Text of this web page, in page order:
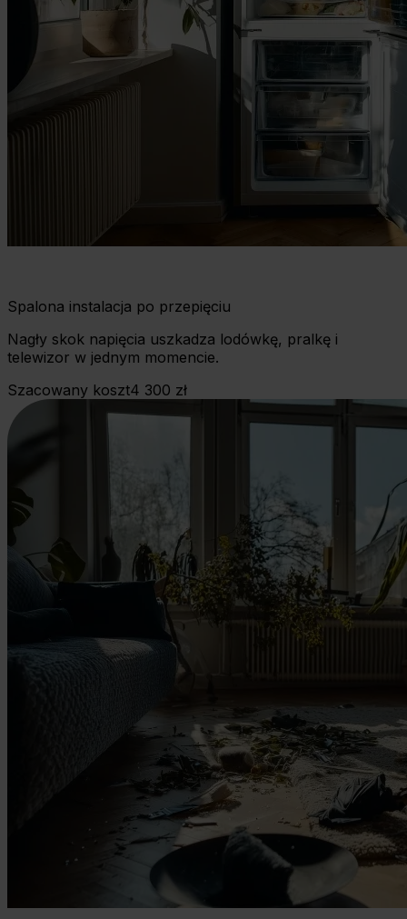
Spalona instalacja po przepięciu
Nagły skok napięcia uszkadza lodówkę, pralkę i
telewizor w jednym momencie.
Szacowany koszt4 300 zł